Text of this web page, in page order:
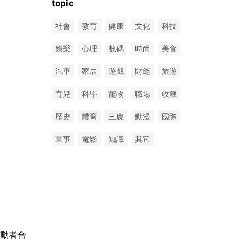
者合
topic
社會 教育 健康 文化 科技
娛樂 心理 數碼 時尚 美食
汽車 家居 遊戲 財經 旅遊
育兒 科學 寵物 職場 收藏
歷史 體育 三農 動漫 國際
軍事 電影 知識 其它